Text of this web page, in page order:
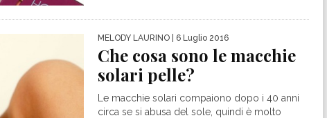
MELODY LAURINO | 6 Luglio 2016
Che cosa sono le macchie
solari pelle?
Le macchie solari compaiono dopo i 40 anni
circa se si abusa del sole, quindi è molto